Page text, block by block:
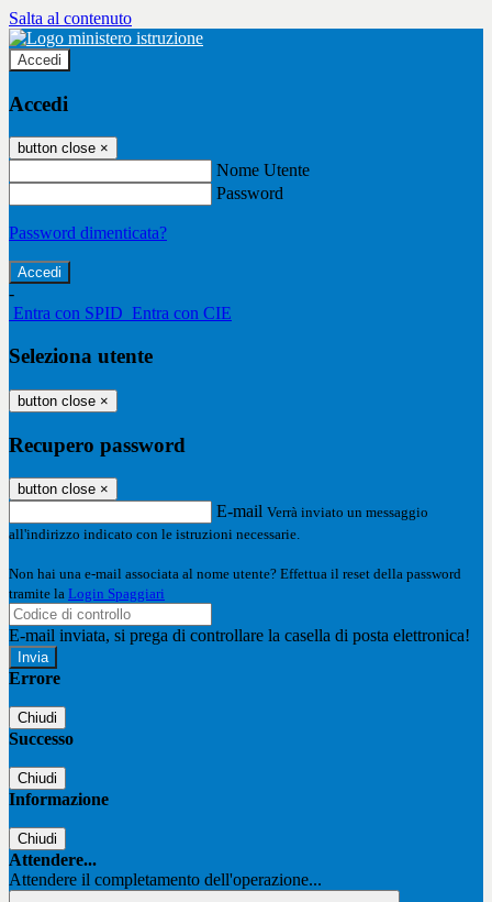
Salta al contenuto
Accedi
Accedi
button close ×
Nome Utente
Password
Password dimenticata?
-
Entra con SPID Entra con CIE
Seleziona utente
button close ×
Recupero password
button close ×
E-mail Verrà inviato un messaggio
all'indirizzo indicato con le istruzioni necessarie.
Non hai una e-mail associata al nome utente? Effettua il reset della password
tramite la Login Spaggiari
E-mail inviata, si prega di controllare la casella di posta elettronica!
Errore
Chiudi
Successo
Chiudi
Informazione
Chiudi
Attendere...
Attendere il completamento dell'operazione...